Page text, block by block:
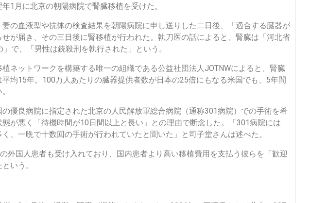
1月に北京の朝陽病院で腎臓移植を受けた。
の血液型や抗体の検査結果を朝陽病院に申し送りした二日後、「適合する臓器が
せが届き、その三日後に腎移植が行われた。執刀医の話によると、腎臓は「河北省
で、「男性は銃殺刑を執行された」という。
ネットワークを構築する唯一の組織である公益社団法人JOTNWによると、腎臓
均15年。100万人あたりの臓器提供者数が日本の25倍にもなる米国でも、5年間
優良病院に指定された北京の人民解放軍総合病院（通称301病院）での手術を希
が悪く「待機時間が10日間以上と長い」との理由で断念した。「301病院には
く、一晩で十数回の手術が行われていたと聞いた」と司子堂さんは述べた。
外国人患者も受け入れており、国内患者より高い移植費用を支払う彼らを「歓迎
いう。